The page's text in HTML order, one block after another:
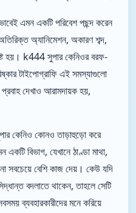
এমন একটি পরিবেশ পছন্দ করেন
অ্যানিমেশন, অকারণ শব্দ,
হয়। k444 সুপার কেনিওর বরফ-
টাইপোগ্রাফি এই সমস্যাগুলো
দেখাও আরামদায়ক হয়,
কেনিও কোনও তাড়াহুড়ো করে
বিভাগ, যেখানে ঠাণ্ডা মাথা,
সবচেয়ে বেশি কাজ দেয়। কেউ যদি
বদলাতে থাকেন, তাহলে সেটি
ব্যবহারকারীদের মনে করিয়ে